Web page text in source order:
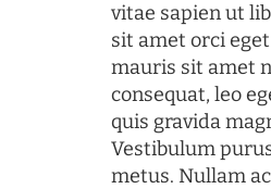
vitae sapien ut
sit amet orci
mauris sit amet
consequat, leo
quis gravida
Vestibulum
metus. Nullam